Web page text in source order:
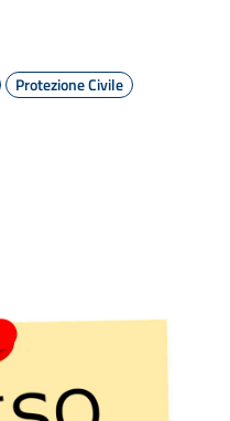
Protezione Civile